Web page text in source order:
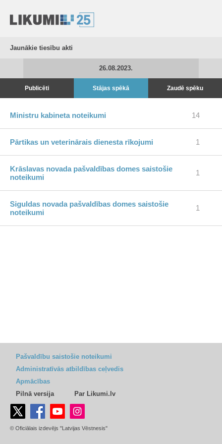
Jaunākie tiesību akti
26.08.2023.
Publicēti Stājas spēkā Zaudē spēku
Ministru kabineta noteikumi 14
Pārtikas un veterinārais dienesta rīkojumi 1
Krāslavas novada pašvaldības domes saistošie
noteikumi
1
Siguldas novada pašvaldības domes saistošie
noteikumi
1
Pašvaldību saistošie noteikumi
Administratīvās atbildības ceļvedis
Apmācības
Pilnā versija
Par Likumi.lv
© Oficiālais izdevējs "Latvijas Vēstnesis"